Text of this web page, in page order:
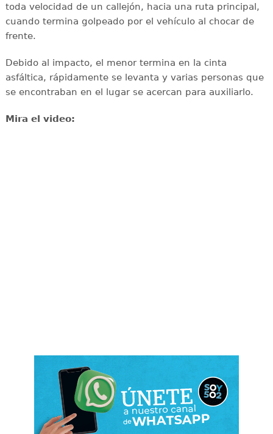
toda velocidad de un callejón, hacia una ruta principal,
cuando termina golpeado por el vehículo al chocar de
frente.
Debido al impacto, el menor termina en la cinta
asfáltica, rápidamente se levanta y varias personas que
se encontraban en el lugar se acercan para auxiliarlo.
Mira el video: